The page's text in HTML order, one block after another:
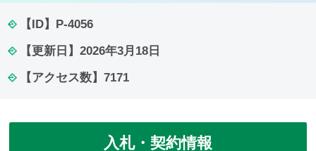
【ID】 P-4056
【更新日】 2026年3月18日
【アクセス数】 7171
入札・契約情報